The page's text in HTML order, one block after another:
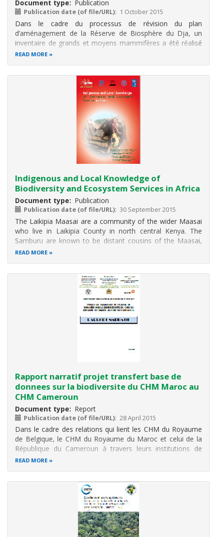
Document type Publication
Publication date (of file/URL) 1 October 2015
Dans le cadre du processus de révision du plan
d’aménagement de la Réserve de Biosphère du Dja, un
inventaire de grands et moyens mammifères a été réalisé
du 15 mars au 06 juin 2015 avec les éco gardes sous la
READ MORE
Indigenous and Local Knowledge of
Biodiversity and Ecosystem Services in Africa
Document type Publication
Publication date (of file/URL) 30 September 2015
The Laikipia Maasai are a community of the wider Maasai
who live in Laikipia County in north central Kenya. The
Samburu are known to be distant cousins of the Maasai,
and live in Samburu county and parts of Laikipia, Isiolo and
READ MORE
Rapport narratif projet transfert base de
donnees sur la biodiversite du CHM Maroc au
CHM Cameroun
Document type Report
Publication date (of file/URL) 28 April 2015
Dans le cadre des relations qui lient les CHM du Royaume
de Belgique, le CHM du Royaume du Maroc et celui de la
République du Cameroun à travers leurs institutions de
tutelle, respectivement l’IRSNB, le Ministère délégué chargé
READ MORE